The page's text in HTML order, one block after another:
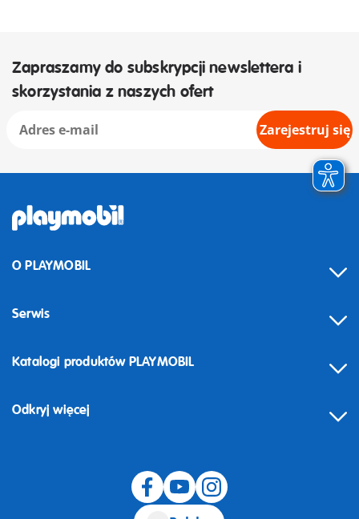
Zapraszamy do subskrypcji newslettera i
skorzystania z naszych ofert
Zarejestruj się
O PLAYMOBIL
Serwis
Odstąpienie od umowy
Katalogi produktów PLAYMOBIL
Odkryj więcej